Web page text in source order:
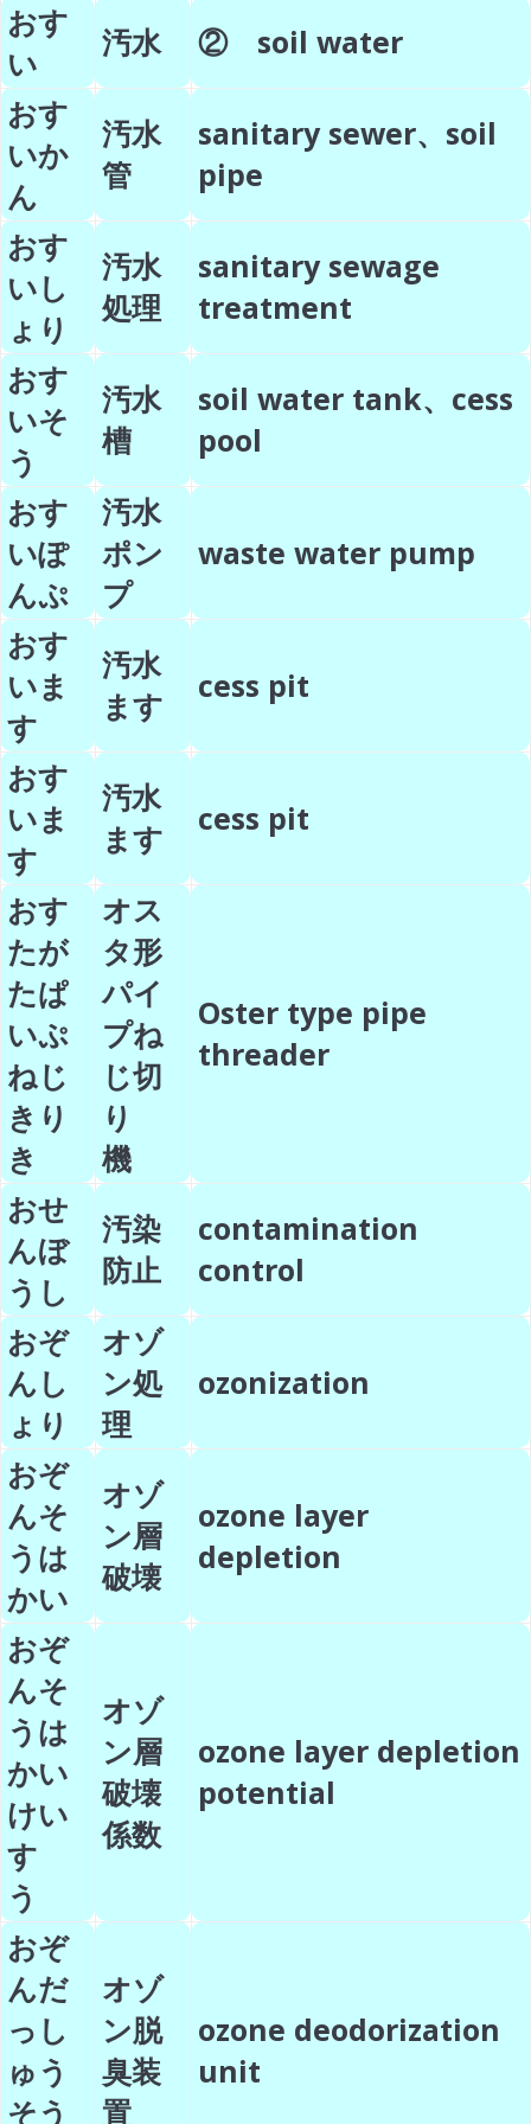
おす
い
汚水
② soil water
おす
いか
ん
汚水
管
sanitary sewer、soil
pipe
おす
いし
ょり
汚水
処理
sanitary sewage
treatment
おす
いそ
う
汚水
槽
soil water tank、cess
pool
おす
いぽ
んぷ
汚水
ポン
プ
waste water pump
おす
いま
す
汚水
ます
cess pit
おす
いま
す
汚水
ます
cess pit
おす
たが
たぱ
いぷ
ねじ
きり
き
オス
タ形
パイ
プね
じ切
り
機
Oster type pipe
threader
おせ
んぼ
うし
汚染
防止
contamination
control
おぞ
んし
ょり
オゾ
ン処
理
ozonization
おぞ
んそ
うは
かい
オゾ
ン層
破壊
ozone layer
depletion
おぞ
んそ
うは
かい
けい
す
う
オゾ
ン層
破壊
係数
ozone layer depletion
potential
おぞ
んだ
っし
ゅう
そう
オゾ
ン脱
臭装
置
ozone deodorization
unit